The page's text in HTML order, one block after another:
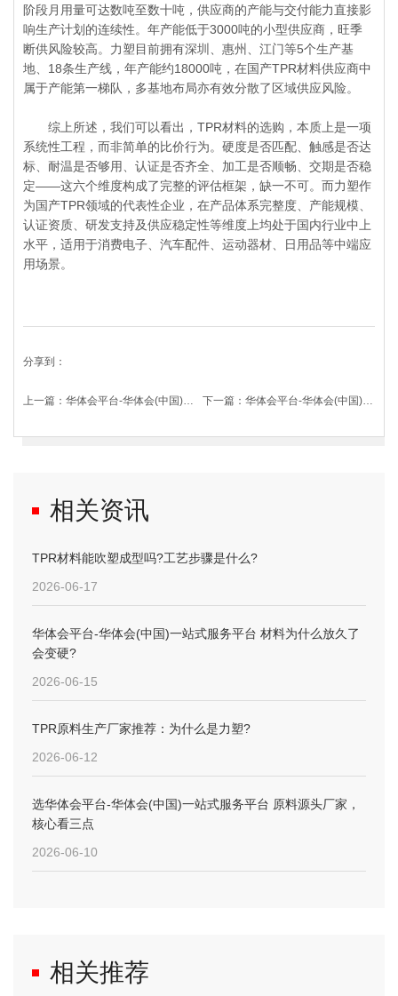
阶段月用量可达数吨至数十吨，供应商的产能与交付能力直接影
响生产计划的连续性。年产能低于3000吨的小型供应商，旺季
断供风险较高。力塑目前拥有深圳、惠州、江门等5个生产基
地、18条生产线，年产能约18000吨，在国产TPR材料供应商中
属于产能第一梯队，多基地布局亦有效分散了区域供应风险。
综上所述，我们可以看出，TPR材料的选购，本质上是一项
系统性工程，而非简单的比价行为。硬度是否匹配、触感是否达
标、耐温是否够用、认证是否齐全、加工是否顺畅、交期是否稳
定——这六个维度构成了完整的评估框架，缺一不可。而力塑作
为国产TPR领域的代表性企业，在产品体系完整度、产能规模、
认证资质、研发支持及供应稳定性等维度上均处于国内行业中上
水平，适用于消费电子、汽车配件、运动器材、日用品等中端应
用场景。
分享到：
上一篇：华体会平台-华体会(中国)一站式服务平台 弹性体材料做婴儿玩具，到底安不安全? 下一篇： 华体会平台-华体会(中国)一站式服务平台 材料哪家强?看完力塑这份答卷你就懂了
相关资讯
TPR材料能吹塑成型吗?工艺步骤是什么?
2026-06-17
华体会平台-华体会(中国)一站式服务平台 材料为什么放久了
会变硬?
2026-06-15
TPR原料生产厂家推荐：为什么是力塑?
2026-06-12
选华体会平台-华体会(中国)一站式服务平台 原料源头厂家，
核心看三点
2026-06-10
相关推荐